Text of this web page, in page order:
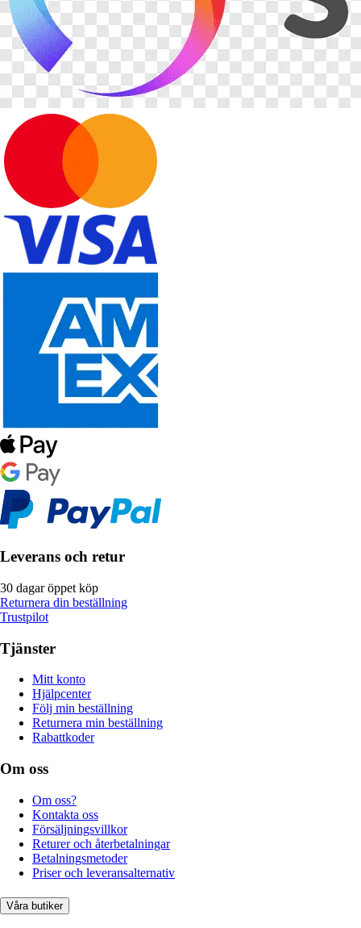
Leverans och retur
30 dagar öppet köp
Returnera din beställning
Trustpilot
Tjänster
Mitt konto
Hjälpcenter
Följ min beställning
Returnera min beställning
Rabattkoder
Om oss
Om oss?
Kontakta oss
Försäljningsvillkor
Returer och återbetalningar
Betalningsmetoder
Priser och leveransalternativ
Våra butiker